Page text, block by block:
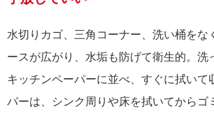
水切りカゴ、三角コーナー、洗い桶をな
ースが広がり、水垢も防げて衛生的。洗
キッチンペーパーに並べ、すぐに拭いて
パーは、シンク周りや床を拭いてからゴ